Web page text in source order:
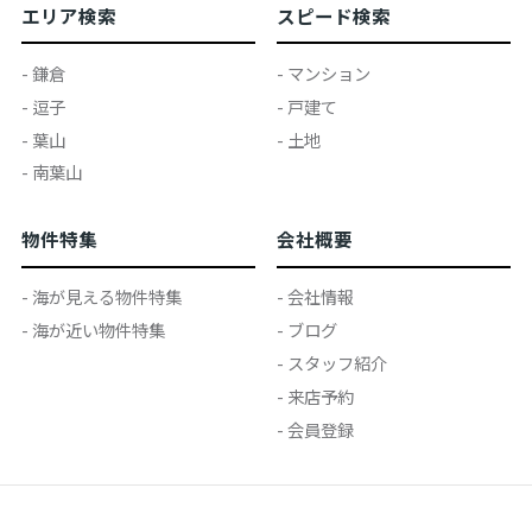
エリア検索
- 鎌倉
- 逗子
- 葉山
- 南葉山
スピード検索
- マンション
- 戸建て
- 土地
物件特集
- 海が見える物件特集
- 海が近い物件特集
会社概要
- 会社情報
- ブログ
- スタッフ紹介
- 来店予約
- 会員登録